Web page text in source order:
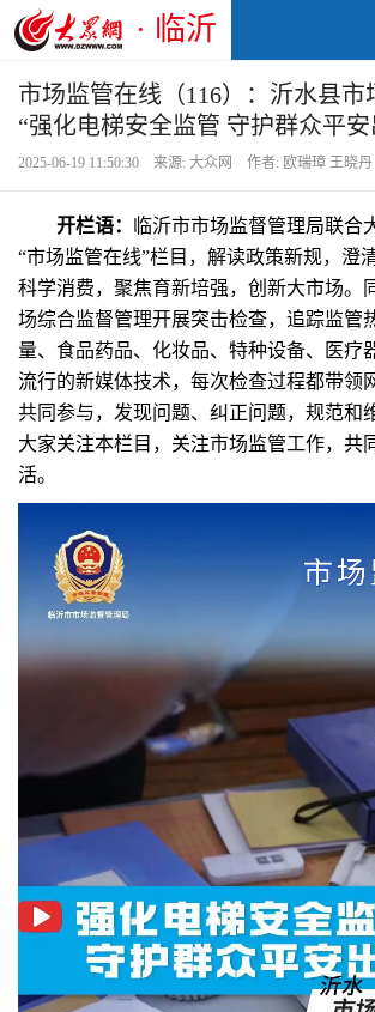
· 临沂
市场监管在线（116）：沂水县市
“强化电梯安全监管 守护群众平安
2025-06-19 11:50:30 来源: 大众网 作者: 欧瑞璋 王晓丹
开栏语：
临沂市市场监督管理局联合
“市场监管在线”栏目，解读政策新规，澄
科学消费，聚焦育新培强，创新大市场。
场综合监督管理开展突击检查，追踪监管
量、食品药品、化妆品、特种设备、医疗
流行的新媒体技术，每次检查过程都带领
共同参与，发现问题、纠正问题，规范和
大家关注本栏目，关注市场监管工作，共
活。